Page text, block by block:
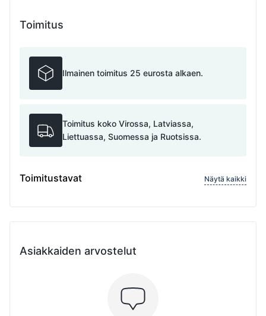
Toimitus
Ilmainen toimitus 25 eurosta alkaen.
Toimitus koko Virossa, Latviassa,
Liettuassa, Suomessa ja Ruotsissa.
Toimitustavat Näytä kaikki
Asiakkaiden arvostelut